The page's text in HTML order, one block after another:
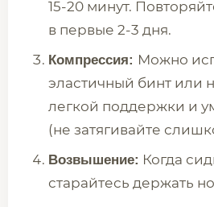
15-20 минут.
в первые 2-3 дня.
Компрессия: Можно
эластичный бинт или
легкой поддержки и
(не затягивайте
Возвышение: Когда
старайтесь держать